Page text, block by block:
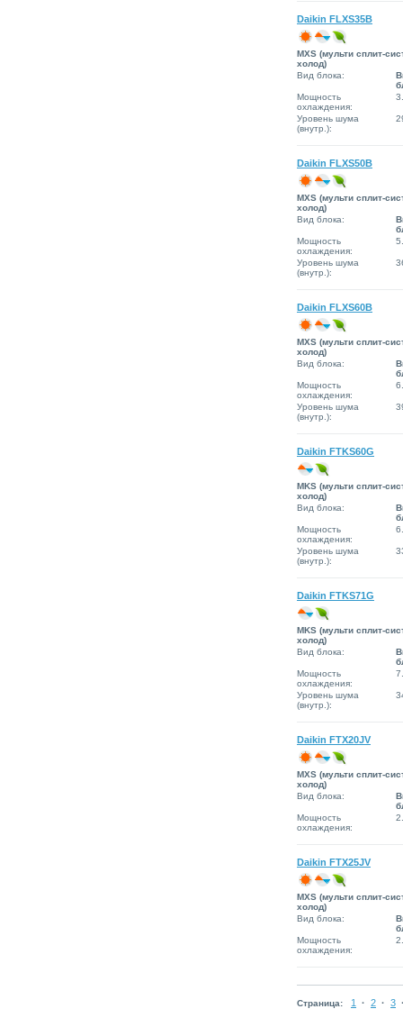
Daikin FLXS35B
MXS (мульти сплит-
холод)
Вид блока:
Мощность
охлаждения:
Уровень шума
(внутр.):
Daikin FLXS50B
MXS (мульти сплит-
холод)
Вид блока:
Мощность
охлаждения:
Уровень шума
(внутр.):
Daikin FLXS60B
MXS (мульти сплит-
холод)
Вид блока:
Мощность
охлаждения:
Уровень шума
(внутр.):
Daikin FTKS60G
MKS (мульти сплит-
холод)
Вид блока:
Мощность
охлаждения:
Уровень шума
(внутр.):
Daikin FTKS71G
MKS (мульти сплит-
холод)
Вид блока:
Мощность
охлаждения:
Уровень шума
(внутр.):
Daikin FTX20JV
MXS (мульти сплит-
холод)
Вид блока:
Мощность
охлаждения:
Daikin FTX25JV
MXS (мульти сплит-
холод)
Вид блока:
Мощность
охлаждения:
Страница: 1 · 2 · 3